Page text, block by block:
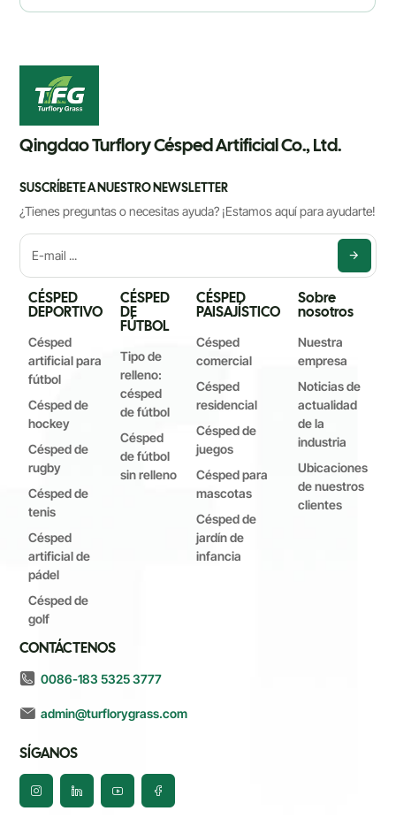
Qingdao Turflory Césped Artificial Co., Ltd.
SUSCRÍBETE A NUESTRO NEWSLETTER
¿Tienes preguntas o necesitas ayuda? ¡Estamos aquí para ayudarte!
CÉSPED
DEPORTIVO
Césped
artificial para
fútbol
Césped de
hockey
Césped de
rugby
Césped de
tenis
Césped
artificial de
pádel
Césped de
golf
CÉSPED
DE
FÚTBOL
Tipo de
relleno:
césped
de fútbol
Césped
de fútbol
sin relleno
CÉSPED
PAISAJÍSTICO
Césped
comercial
Césped
residencial
Césped de
juegos
Césped para
mascotas
Césped de
jardín de
infancia
Sobre
nosotros
Nuestra
empresa
Noticias de
actualidad
de la
industria
Ubicaciones
de nuestros
clientes
CONTÁCTENOS
0086-183 5325 3777
admin@turflorygrass.com
SÍGANOS